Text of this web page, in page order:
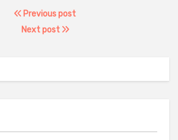
Previous post
Next post